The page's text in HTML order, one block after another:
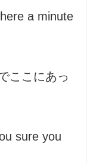
a minute
ここにあっ
sure you